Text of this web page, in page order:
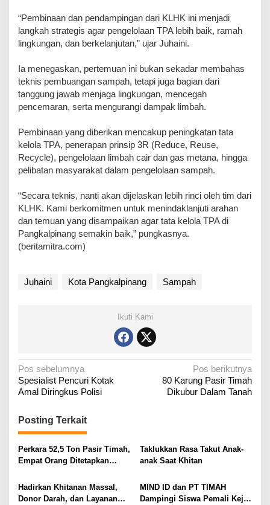
“Pembinaan dan pendampingan dari KLHK ini menjadi
langkah strategis agar pengelolaan TPA lebih baik, ramah
lingkungan, dan berkelanjutan,” ujar Juhaini.
Ia menegaskan, pertemuan ini bukan sekadar membahas
teknis pembuangan sampah, tetapi juga bagian dari
tanggung jawab menjaga lingkungan, mencegah
pencemaran, serta mengurangi dampak limbah.
Pembinaan yang diberikan mencakup peningkatan tata
kelola TPA, penerapan prinsip 3R (Reduce, Reuse,
Recycle), pengelolaan limbah cair dan gas metana, hingga
pelibatan masyarakat dalam pengelolaan sampah.
“Secara teknis, nanti akan dijelaskan lebih rinci oleh tim dari
KLHK. Kami berkomitmen untuk menindaklanjuti arahan
dan temuan yang disampaikan agar tata kelola TPA di
Pangkalpinang semakin baik,” pungkasnya.
(beritamitra.com)
Juhaini Kota Pangkalpinang Sampah
Ikuti Kami
N
a
i
g
a
s
i
p
Pos sebelumnya
Spesialist Pencuri Kotak
Amal Diringkus Polisi
Pos berikutnya
80 Karung Pasir Timah
Dikubur Dalam Tanah
Posting Terkait
Perkara 52,5 Ton Pasir Timah,
Empat Orang Ditetapkan
Taklukkan Rasa Takut Anak-
anak Saat Khitan
Hadirkan Khitanan Massal,
Donor Darah, dan Layanan
MIND ID dan PT TIMAH
Dampingi Siswa Pemali Kejar